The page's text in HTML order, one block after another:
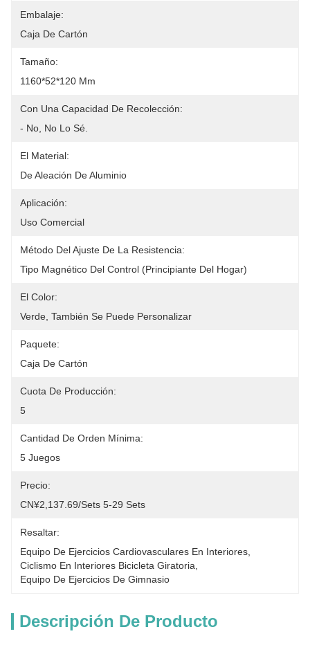
Embalaje:
Caja De Cartón
Tamaño:
1160*52*120 Mm
Con Una Capacidad De Recolección:
- No, No Lo Sé.
El Material:
De Aleación De Aluminio
Aplicación:
Uso Comercial
Método Del Ajuste De La Resistencia:
Tipo Magnético Del Control (principiante Del Hogar)
El Color:
Verde, También Se Puede Personalizar
Paquete:
Caja De Cartón
Cuota De Producción:
5
Cantidad De Orden Mínima:
5 Juegos
Precio:
CN¥2,137.69/sets 5-29 Sets
Resaltar:
Equipo De Ejercicios Cardiovasculares En Interiores
Ciclismo En Interiores Bicicleta Giratoria
Equipo De Ejercicios De Gimnasio
Descripción De Producto